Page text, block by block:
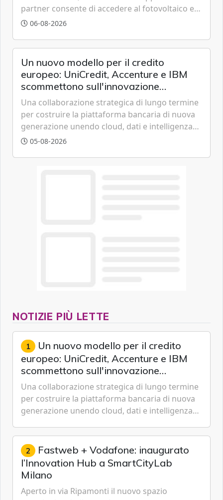
partner consente di accedere al fotovoltaico e
all'eolico ottenendo risparmi diretti in bolletta,
06-08-2026
Un nuovo modello per il credito
europeo: UniCredit, Accenture e IBM
scommettono sull'innovazione
tecnologica
Una collaborazione strategica di lungo termine
per costruire la piattaforma bancaria di nuova
generazione unendo cloud, dati e intelligenza
artificiale.
05-08-2026
NOTIZIE PIÙ LETTE
1 Un nuovo modello per il credito
europeo: UniCredit, Accenture e IBM
scommettono sull'innovazione
tecnologica
Una collaborazione strategica di lungo termine
per costruire la piattaforma bancaria di nuova
generazione unendo cloud, dati e intelligenza
2 Fastweb + Vodafone: inaugurato
l’Innovation Hub a SmartCityLab
Milano
Aperto in via Ripamonti il nuovo spazio